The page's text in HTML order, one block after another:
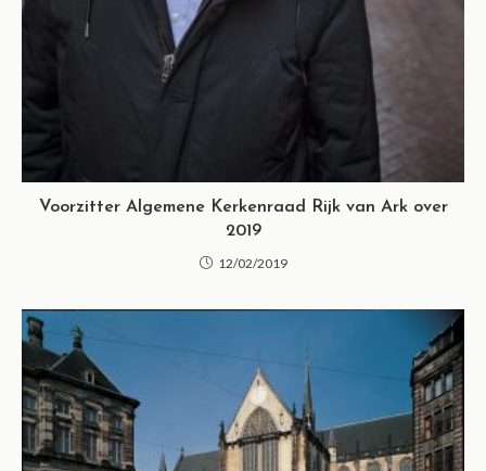
Voorzitter Algemene Kerkenraad Rijk van Ark over
2019
12/02/2019